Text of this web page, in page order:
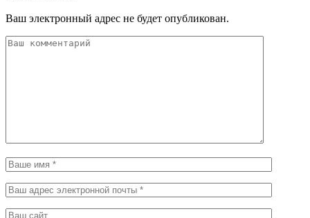
Ваш электронный адрес не будет опубликован.